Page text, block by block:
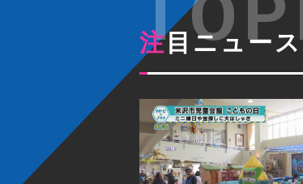
注目ニュース